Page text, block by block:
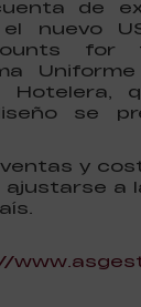
de
nuevo
for
Hotelera,
se
y
a